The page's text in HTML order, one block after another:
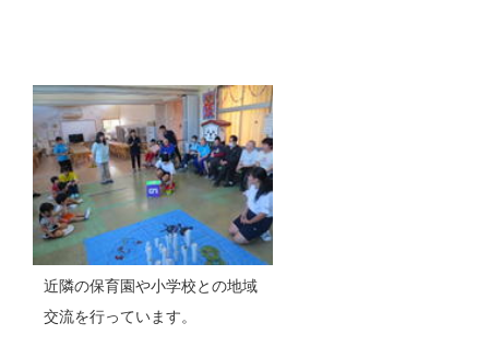
近隣の保育園や小学校との地域
交流を行っています。